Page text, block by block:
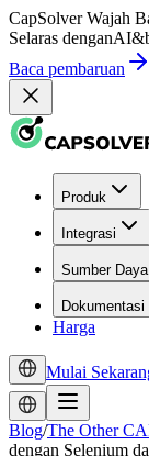
CapSolver Wajah
Selaras denganAI&
Baca pembaruan
Produk
Integrasi
Sumber Daya
Dokumentasi
Harga
Mulai
Blog/The Other
dengan Selenium